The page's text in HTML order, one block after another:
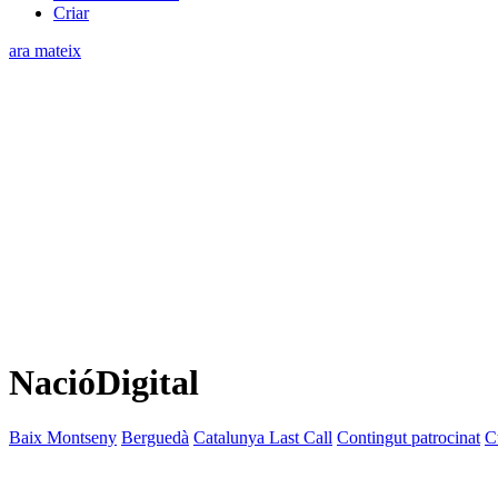
Criar
ara mateix
NacióDigital
Baix Montseny Berguedà Catalunya Last Call Contingut patrocinat